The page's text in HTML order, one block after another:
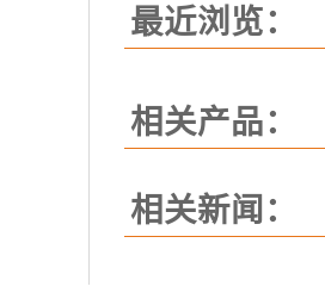
最近浏览：
相关产品：
相关新闻：